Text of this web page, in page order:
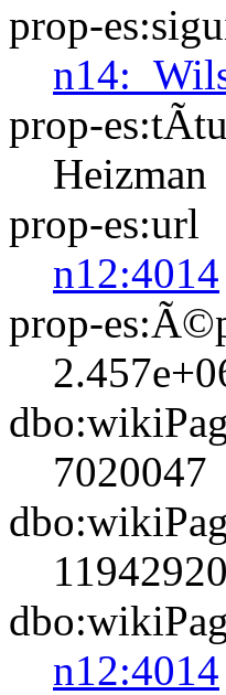
prop-
prop-
Heizman
prop-es:url
n12:4014
prop-
7020047
n12:4014